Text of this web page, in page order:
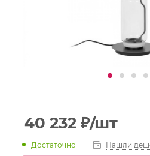
40 232 ₽/шт
Достаточно Нашли